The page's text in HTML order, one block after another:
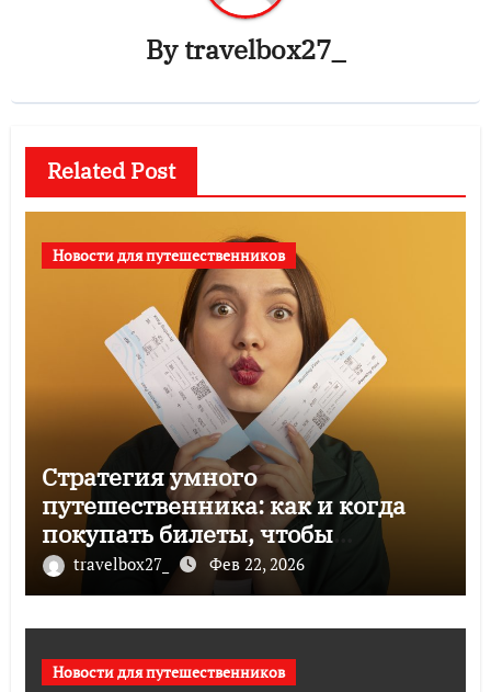
Bytravelbox27_
Related Post
Новости для путешественников
Стратегия умного
путешественника: как и когда
покупать билеты, чтобы
сэкономить время и деньги
travelbox27_ Фев 22, 2026
Новости для путешественников